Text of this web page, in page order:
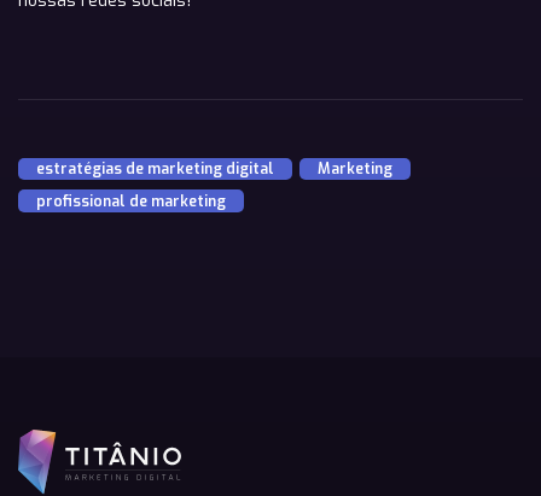
estratégias de marketing digital Marketing
profissional de marketing